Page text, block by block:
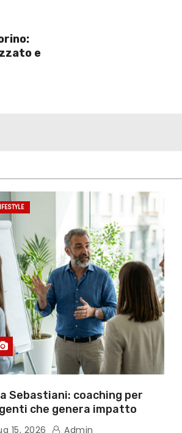
e
Sebastiani: coaching per
che genera impatto
15, 2026 Admin